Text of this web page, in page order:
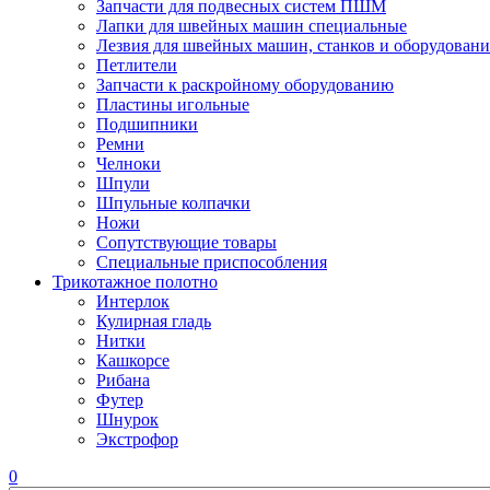
Запчасти для подвесных систем ПШМ
Лапки для швейных машин специальные
Лезвия для швейных машин, станков и
Петлители
Запчасти к раскройному оборудованию
Пластины игольные
Подшипники
Ремни
Челноки
Шпули
Шпульные колпачки
Ножи
Сопутствующие товары
Специальные приспособления
Трикотажное полотно
Интерлок
Кулирная гладь
Нитки
Кашкорсе
Рибана
Футер
Шнурок
Экстрофор
0